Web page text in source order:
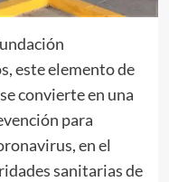
este elemento de
convierte en una
para
en el
sanitarias de